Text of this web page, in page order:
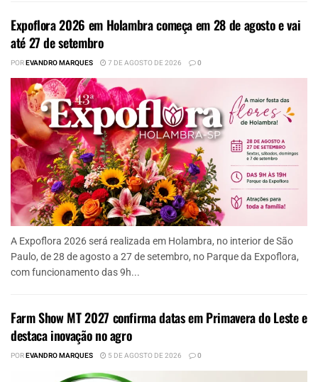
Expoflora 2026 em Holambra começa em 28 de agosto e vai
até 27 de setembro
POREVANDRO MARQUES 7 DE AGOSTO DE 2026 0
A Expoflora 2026 será realizada em Holambra, no interior de São
Paulo, de 28 de agosto a 27 de setembro, no Parque da Expoflora,
com funcionamento das 9h...
Farm Show MT 2027 confirma datas em Primavera do Leste e
destaca inovação no agro
POREVANDRO MARQUES 5 DE AGOSTO DE 2026 0